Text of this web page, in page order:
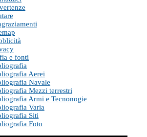
e fonti
Aerei
Navale
Mezzi terrestri
Armi e Tecnonogie
Varia
Siti
Foto